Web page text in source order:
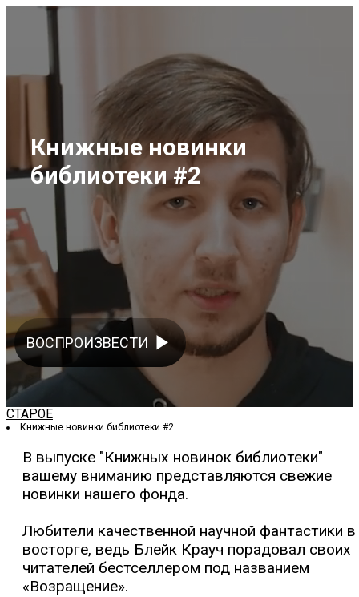
Книжные новинки
библиотеки #2
ВОСПРОИЗВЕСТИ play_arrow
СТАРОЕ
Книжные новинки библиотеки #2
В выпуске "Книжных новинок библиотеки"
вашему вниманию представляются свежие
новинки нашего фонда.
Любители качественной научной фантастики в
восторге, ведь Блейк Крауч порадовал своих
читателей бестселлером под названием
«Возращение».